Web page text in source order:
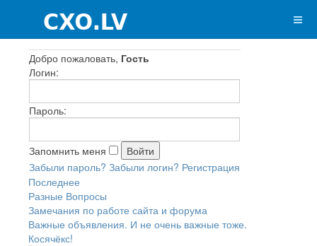
Добро пожаловать, Гость
Логин:
Пароль:
Запомнить меня
Забыли пароль? Забыли логин? Регистрация
Последнее
Разные Вопросы
Замечания по работе сайта и форума
Важные объявления. И не очень важные тоже.
Косячёкс!